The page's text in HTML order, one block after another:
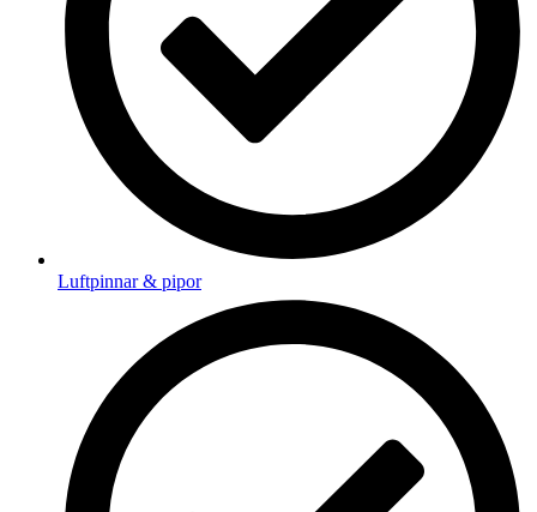
Luftpinnar & pipor